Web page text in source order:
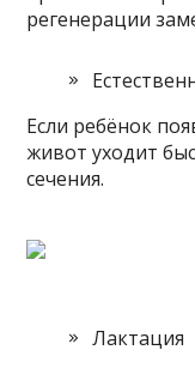
регенерации
Если ребёнок
живот уходит
сечения.
Лактация